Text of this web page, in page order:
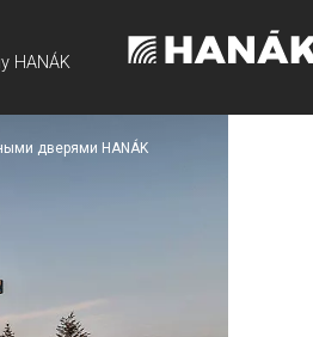
HANÁK
дверями HANÁK